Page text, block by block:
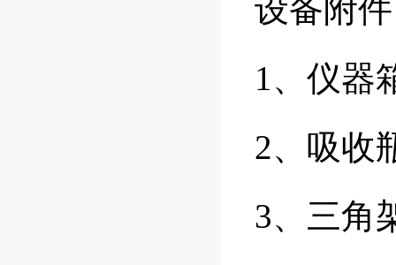
设备附
1、仪器
2、吸收
3、三角